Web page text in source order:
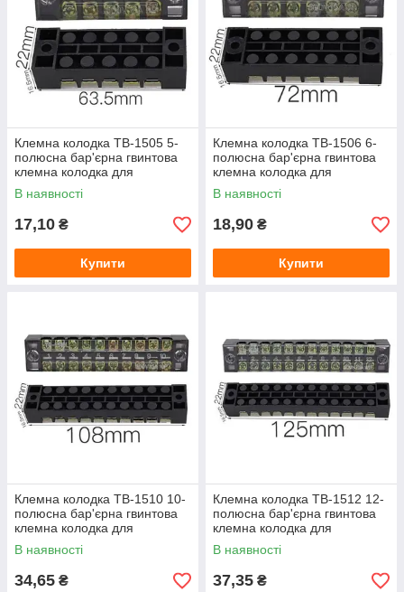
· Як відомо затискачі деяких типів, наприклад,
пружинні (самозажімние) є одноразовими. Клемні
затискачі болтового типу можна використовувати
багаторазово.
· Прозора захисна кришка.
Клемна колодка ТВ-1505 5-
полюсна бар'єрна гвинтова
клемна колодка для
з'єднання проводів 15А
В наявності
17,10 ₴
Купити
Клемна колодка ТВ-1506 6-
полюсна бар'єрна гвинтова
клемна колодка для
з'єднання проводів 15А
В наявності
18,90 ₴
Купити
Клемна колодка ТВ-1510 10-
полюсна бар'єрна гвинтова
клемна колодка для
з'єднання проводів 15А
В наявності
34,65 ₴
Клемна колодка ТВ-1512 12-
полюсна бар'єрна гвинтова
клемна колодка для
з'єднання проводів 15А
В наявності
37,35 ₴